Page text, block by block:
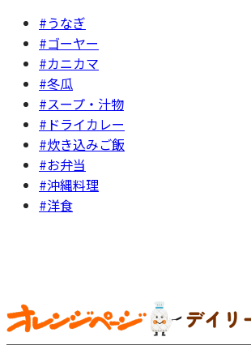
#うなぎ
#ゴーヤー
#カニカマ
#冬瓜
#スープ・汁物
#ドライカレー
#炊き込みご飯
#お弁当
#沖縄料理
#洋食